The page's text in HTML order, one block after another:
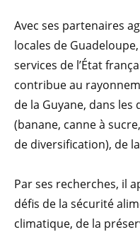
Avec ses partenaires
locales de
services de l’État
contribue au
de la Guyane, dans les
(banane, canne à
de diversification), de
Par ses recherches, il
défis de la sécurité
climatique, de la